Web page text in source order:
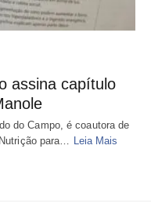
assina capítulo
do Campo, é coautora de
para… Leia Mais